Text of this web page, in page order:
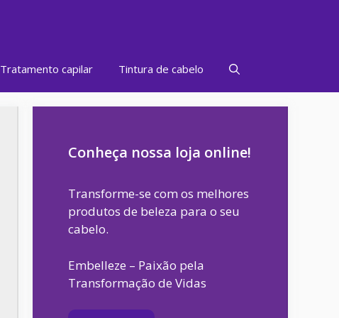
Tratamento capilar Tintura de cabelo
Conheça nossa loja online!
Transforme-se com os melhores
produtos de beleza para o seu
cabelo.
Embelleze – Paixão pela
Transformação de Vidas